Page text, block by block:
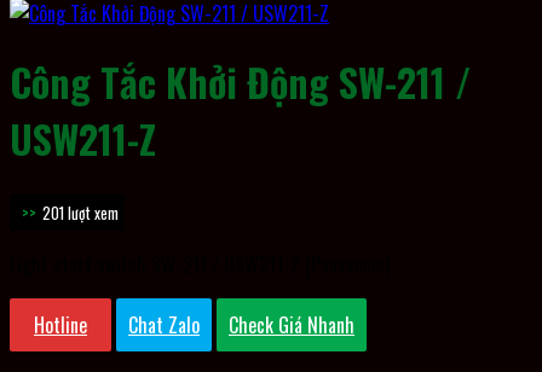
Công Tắc Khởi Động SW-211 /
USW211-Z
201 lượt xem
Hotline Chat Zalo Check Giá Nhanh